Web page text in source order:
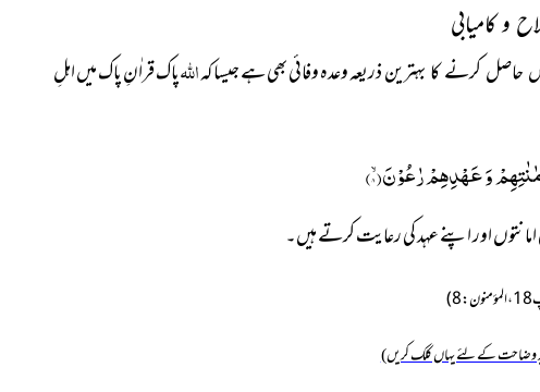
و کامیابی
حاصل کرنے کا بہترینذریعہ وعدہ وفائیبھی ہے جیسا کہاللہپاک قراٰنِ پاک میں اہلِ
وَ عَهْدِهِمْ رٰعُوْنَۙ(۸)
امانتوں اور اپنے عہد کی رعایت کرتے ہیں۔
کے لئے یہاں کلک کریں)